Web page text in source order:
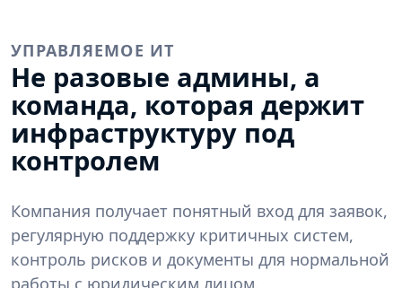
УПРАВЛЯЕМОЕ ИТ
Не разовые админы, а
команда, которая держит
инфраструктуру под
контролем
Компания получает понятный вход для заявок,
регулярную поддержку критичных систем,
контроль рисков и документы для нормальной
работы с юридическим лицом.